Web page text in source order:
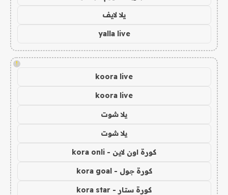
يلا لايف
yalla live
!
koora live
koora live
يلا شوت
يلا شوت
كورة اون لاين - kora onli
كورة جول - kora goal
كورة ستار - kora star